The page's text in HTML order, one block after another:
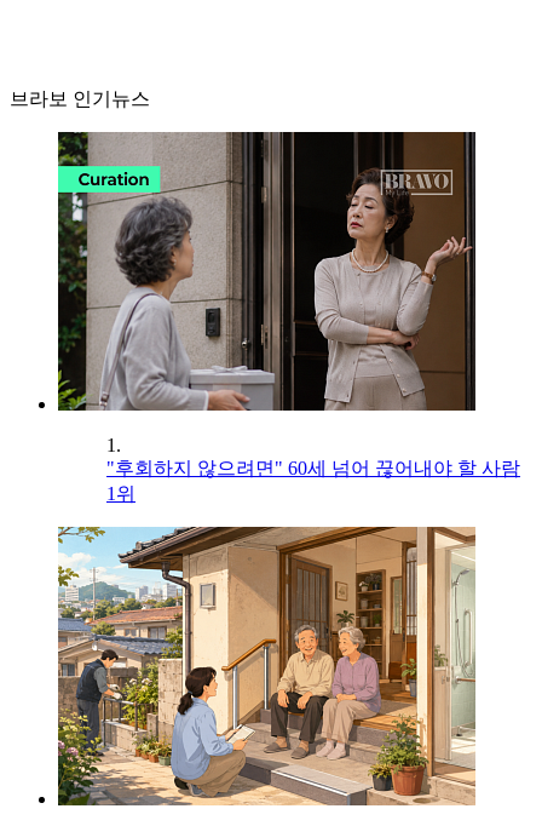
브라보 인기뉴스
1.
"후회하지 않으려면" 60세 넘어 끊어내야 할 사람
1위